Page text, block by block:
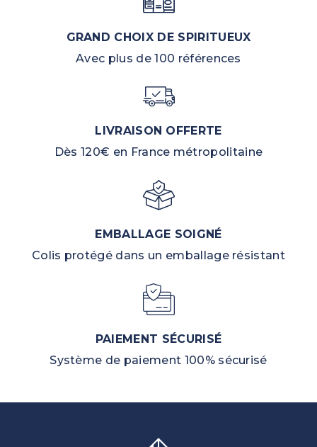
GRAND CHOIX DE SPIRITUEUX
Avec plus de 100 références
LIVRAISON OFFERTE
Dès 120€ en France métropolitaine
EMBALLAGE SOIGNÉ
Colis protégé dans un emballage résistant
PAIEMENT SÉCURISÉ
Système de paiement 100% sécurisé